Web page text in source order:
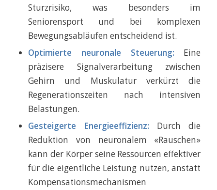
Sturzrisiko, was besonders im
Seniorensport und bei komplexen
Bewegungsabläufen entscheidend ist.
Optimierte neuronale Steuerung: Eine
präzisere Signalverarbeitung zwischen
Gehirn und Muskulatur verkürzt die
Regenerationszeiten nach intensiven
Belastungen.
Gesteigerte Energieeffizienz: Durch die
Reduktion von neuronalem «Rauschen»
kann der Körper seine Ressourcen effektiver
für die eigentliche Leistung nutzen, anstatt
Kompensationsmechanismen